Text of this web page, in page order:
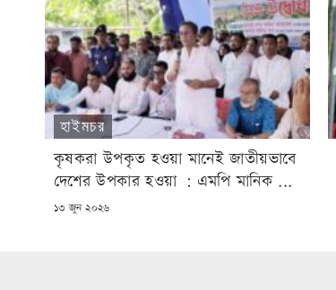
হাইমচর
কৃষকরা উপকৃত হওয়া মানেই জাতীয়ভাবে
দেশের উপকার হওয়া : এমপি মানিক ...
POSTED
১৩ জুন ২০২৬